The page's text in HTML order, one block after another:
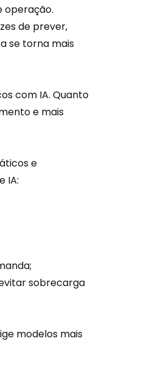
operação.
de prever,
se torna mais
com IA. Quanto
e mais
e
IA:
sobrecarga
modelos mais